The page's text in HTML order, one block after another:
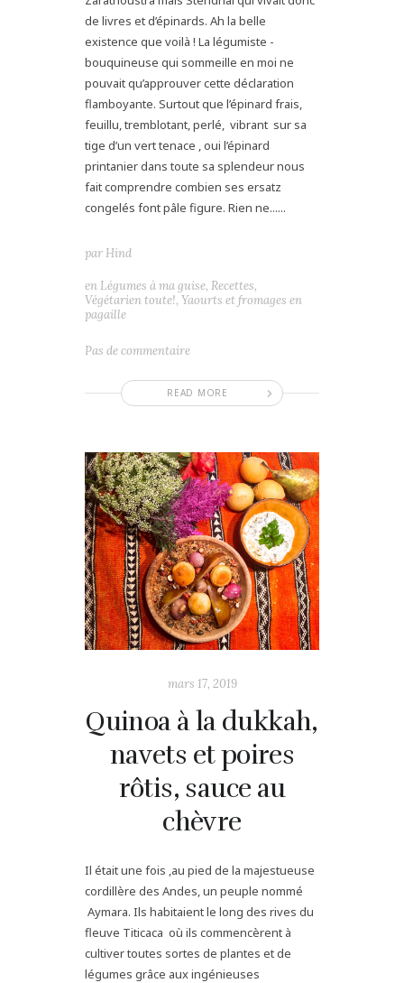
de livres et d’épinards. Ah la belle
existence que voilà ! La légumiste -
bouquineuse qui sommeille en moi ne
pouvait qu’approuver cette déclaration
flamboyante. Surtout que l’épinard frais,
feuillu, tremblotant, perlé, vibrant sur sa
tige d’un vert tenace , oui l’épinard
printanier dans toute sa splendeur nous
fait comprendre combien ses ersatz
congelés font pâle figure. Rien ne......
READ MORE
par Hind
en Légumes à ma guise, Recettes,
Végétarien toute!, Yaourts et fromages en
pagaille
Pas de commentaire
mars 17, 2019
Quinoa à la dukkah,
navets et poires
rôtis, sauce au
chèvre
Il était une fois ,au pied de la majestueuse
cordillère des Andes, un peuple nommé
Aymara. Ils habitaient le long des rives du
fleuve Titicaca où ils commencèrent à
cultiver toutes sortes de plantes et de
légumes grâce aux ingénieuses